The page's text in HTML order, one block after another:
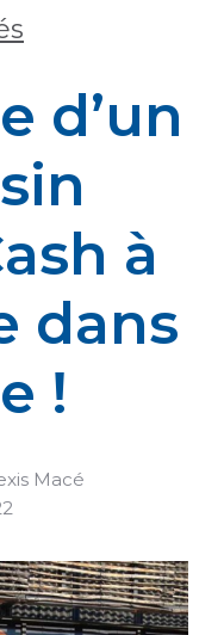
d’un
à
dans
!
Macé